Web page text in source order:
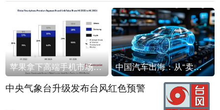
苹果拿下高端手机市场65%的份额：iPhone 17系列功不可没 中国汽车出海：从“卖出去”到“走进去”
中央气象台升级发布台风红色预警